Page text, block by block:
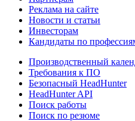
Реклама на сайте
Новости и статьи
Инвесторам
Кандидаты по
Производственный
Требования к ПО
Безопасный HeadHunter
HeadHunter API
Поиск работы
Поиск по резюме